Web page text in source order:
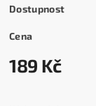
Dostupnost
Cena
189 Kč